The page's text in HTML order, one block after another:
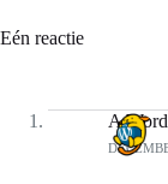
Eén reactie
A